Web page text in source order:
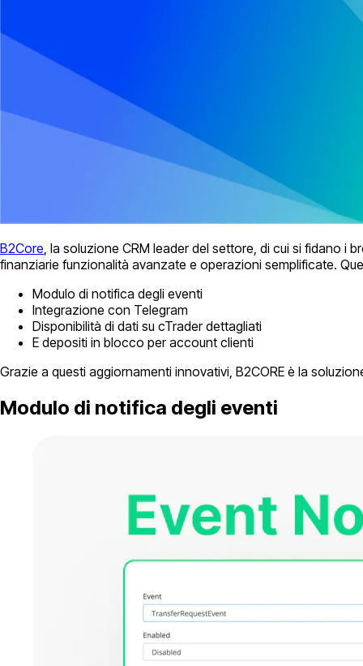
B2Core , la soluzione CRM leader del settore, di cui si fidano
finanziarie funzionalità avanzate e operazioni semplificate.
Modulo di notifica degli eventi
Integrazione con Telegram
Disponibilità di dati su cTrader dettagliati
E depositi in blocco per account clienti
Grazie a questi aggiornamenti innovativi, B2CORE è la
Modulo di notifica degli eventi